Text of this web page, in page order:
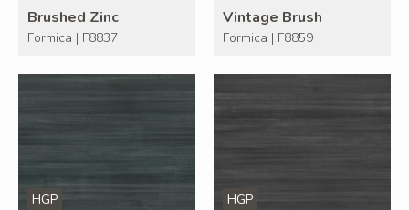
Brushed Zinc
Formica | F8837
Vintage Brush
Formica | F8859
HGP HGP